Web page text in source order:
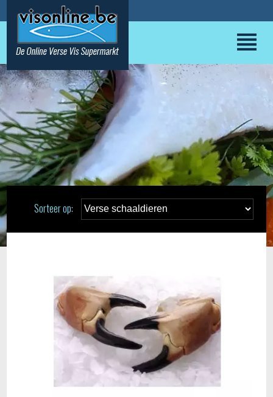
Sorteer op: